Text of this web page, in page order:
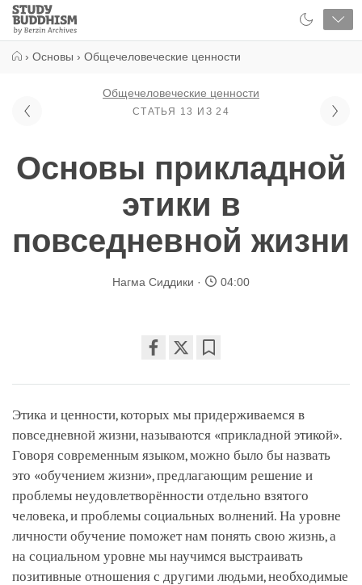
Close
Study
Buddhism
› Основы › Общечеловеческие ценности
Общечеловеческие ценности
СТАТЬЯ 13 ИЗ 24
Основы прикладной
этики в
повседневной жизни
Нагма Сиддики 04:00
on
Этика и ценности, которых мы придерживаемся в
повседневной жизни, называются «прикладной этикой».
Говоря современным языком, можно было бы назвать
это «обучением жизни», предлагающим решение и
проблемы неудовлетворённости отдельно взятого
человека, и проблемы социальных волнений. На уровне
личности обучение поможет нам понять свою жизнь, а
на социальном уровне мы научимся выстраивать
позитивные отношения с другими людьми, необходимые